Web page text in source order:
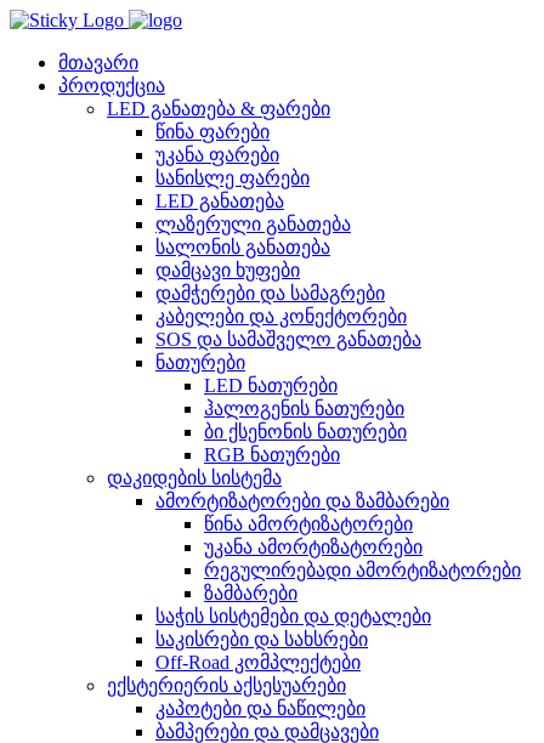
Skip
contentმთავარი
პროდუქცია
LED განათება & ფარები
წინა ფარები
უკანა ფარები
სანისლე ფარები
LED განათება
ლაზერული განათება
სალონის განათება
დამცავი ხუფები
დამჭერები და სამაგრები
კაბელები და კონექტორები
SOS და სამაშველო განათება
ნათურები
LED ნათურები
ჰალოგენის ნათურები
ბი ქსენონის ნათურები
RGB ნათურები
დაკიდების სისტემა
ამორტიზატორები და ზამბარები
წინა ამორტიზატორები
უკანა ამორტიზატორები
რეგულირებადი ამორტიზატორები
ზამბარები
საჭის სისტემები და დეტალები
საკისრები და სახსრები
Off-Road კომპლექტები
ექსტერიერის აქსესუარები
კაპოტები და ნაწილები
ბამპერები და დამცავები